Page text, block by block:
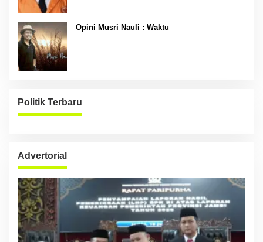
Opini Musri Nauli : Waktu
Politik Terbaru
Advertorial